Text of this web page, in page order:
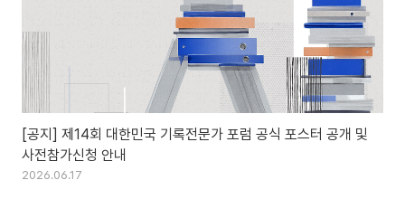
[공지] 제14회 대한민국 기록전문가 포럼 공식 포스터 공개 및
사전참가신청 안내
2026.06.17